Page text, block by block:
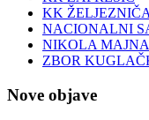
KK
NACIONALNI
NIKOLA
ZBOR
Nove objave